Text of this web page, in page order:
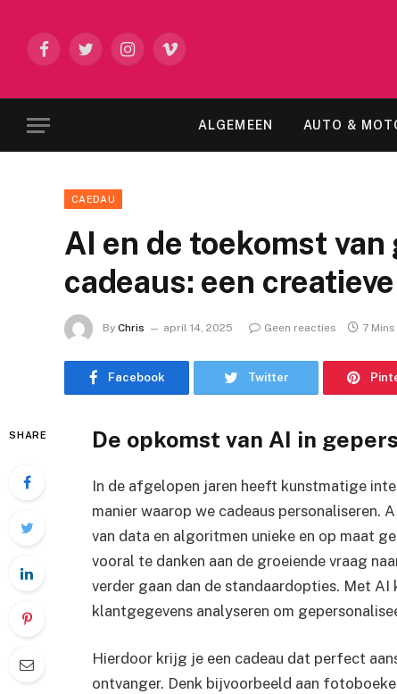
FacebookTwitterInstagram
Vimeo
ALGEMEEN AUTO &
CAEDAU
AI en de toekomst
cadeaus: een
By Chris april 14, 2025 Geen reacties 7
Facebook Twitter
SHARE De opkomst van AI in
In de afgelopen jaren heeft kunstmatige
manier waarop we cadeaus personaliseren.
van data en algoritmen unieke en op maat
vooral te danken aan de groeiende vraag
verder gaan dan de standaardopties. Met
klantgegevens analyseren om
Hierdoor krijg je een cadeau dat perfect
ontvanger. Denk bijvoorbeeld aan